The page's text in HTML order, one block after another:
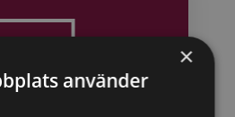
×
använder